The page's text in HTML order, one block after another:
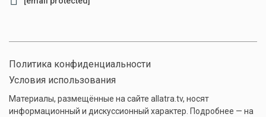
Политика конфиденциальности
Условия использования
Материалы, размещённые на сайте allatra.tv, носят
информационный и дискуссионный характер. Подробнее — на